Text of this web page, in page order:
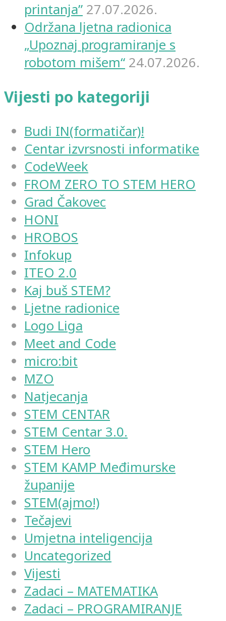
printanja” 27.07.2026.
Održana ljetna radionica
„Upoznaj programiranje s
robotom mišem“ 24.07.2026.
Vijesti po kategoriji
Budi IN(formatičar)!
Centar izvrsnosti informatike
CodeWeek
FROM ZERO TO STEM HERO
Grad Čakovec
HONI
HROBOS
Infokup
ITEO 2.0
Kaj buš STEM?
Ljetne radionice
Logo Liga
Meet and Code
micro:bit
MZO
Natjecanja
STEM CENTAR
STEM Centar 3.0.
STEM Hero
STEM KAMP Međimurske
županije
STEM(ajmo!)
Tečajevi
Umjetna inteligencija
Uncategorized
Vijesti
Zadaci – MATEMATIKA
Zadaci – PROGRAMIRANJE